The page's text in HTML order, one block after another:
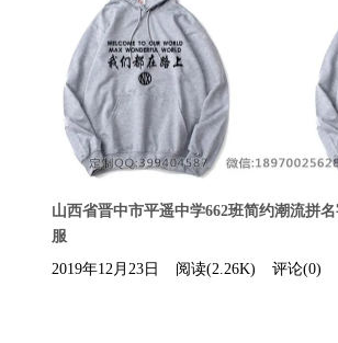
山西省晋中市平遥中学662班简约潮流拼
服
2019年12月23日 阅读(2.26K) 评论(0)